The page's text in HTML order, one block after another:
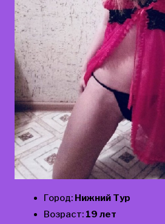
Город: Нижний Тур
Возраст: 19 лет